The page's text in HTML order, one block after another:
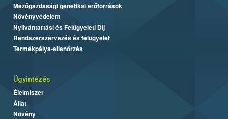
Mezőgazdasági genetikai erőforrások
Növényvédelem
Nyilvántartási és Felügyeleti Díj
Rendszerszervezés és felügyelet
Termékpálya-ellenőrzés
Ügyintézés
Élelmiszer
Állat
Növény